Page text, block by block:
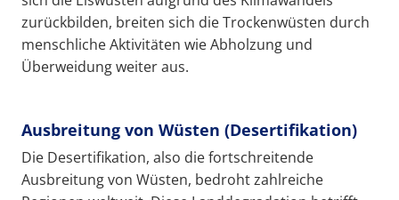
zurückbilden, breiten sich die Trockenwüsten durch
menschliche Aktivitäten wie Abholzung und
Überweidung weiter aus.
Ausbreitung von Wüsten (Desertifikation)
Die Desertifikation, also die fortschreitende
Ausbreitung von Wüsten, bedroht zahlreiche